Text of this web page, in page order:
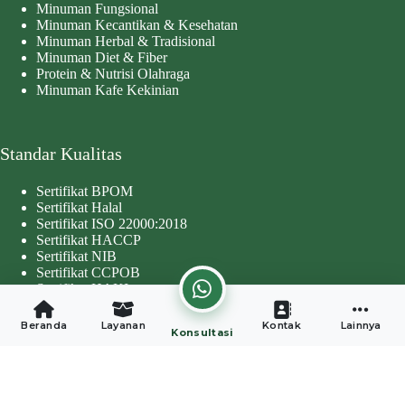
Minuman Fungsional
Minuman Kecantikan & Kesehatan
Minuman Herbal & Tradisional
Minuman Diet & Fiber
Protein & Nutrisi Olahraga
Minuman Kafe Kekinian
Standar Kualitas
Sertifikat BPOM
Sertifikat Halal
Sertifikat ISO 22000:2018
Sertifikat HACCP
Sertifikat NIB
Sertifikat CCPOB
Sertifikat HAKI
Copyright © 2026 - Developed by
Worthentik Digital
Beranda Layanan
Konsultasi
Kontak Lainnya